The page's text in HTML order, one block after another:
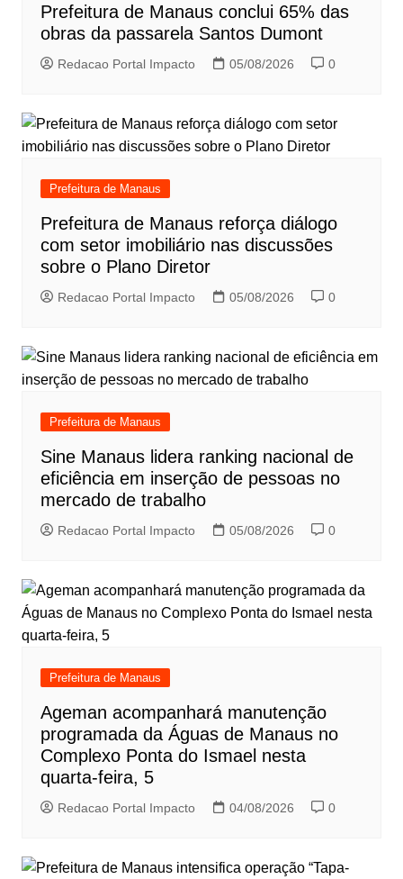
Prefeitura de Manaus conclui 65% das
obras da passarela Santos Dumont
Redacao Portal Impacto 05/08/2026 0
Prefeitura de Manaus
Prefeitura de Manaus reforça diálogo
com setor imobiliário nas discussões
sobre o Plano Diretor
Redacao Portal Impacto 05/08/2026 0
Prefeitura de Manaus
Sine Manaus lidera ranking nacional de
eficiência em inserção de pessoas no
mercado de trabalho
Redacao Portal Impacto 05/08/2026 0
Prefeitura de Manaus
Ageman acompanhará manutenção
programada da Águas de Manaus no
Complexo Ponta do Ismael nesta
quarta-feira, 5
Redacao Portal Impacto 04/08/2026 0